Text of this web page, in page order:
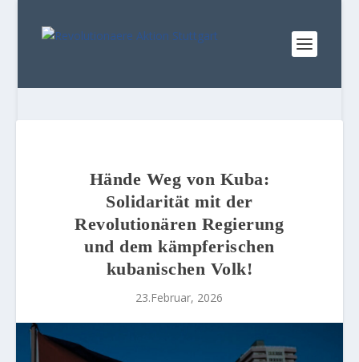
Hände Weg von Kuba:
Solidarität mit der
Revolutionären Regierung
und dem kämpferischen
kubanischen Volk!
23.Februar, 2026